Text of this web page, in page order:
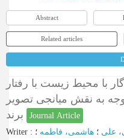
Abstract
Related articles
با محیط زیست با رفتار
به نقش میانجی تصویر
Journal Article
Writer : علی ؛ هاشمی، فاطمه ؛